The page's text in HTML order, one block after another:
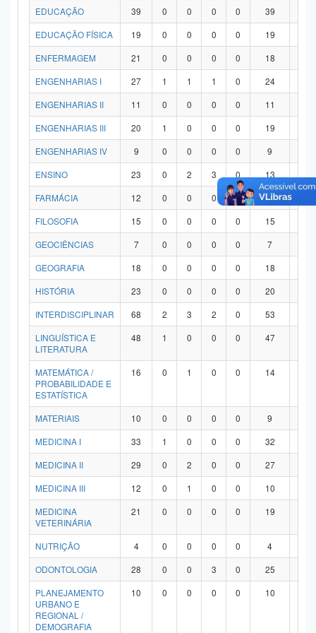
EDUCAÇÃO
39 0 0 0 0 39
EDUCAÇÃO FÍSICA
19 0 0 0 0 19
ENFERMAGEM
21 0 0 0 0 18
ENGENHARIAS I
27 1 1 1 0 24
ENGENHARIAS II
11 0 0 0 0 11
ENGENHARIAS III
20 1 0 0 0 19
ENGENHARIAS IV
9 0 0 0 0 9
ENSINO
23 0 2 3 0 13
FARMÁCIA
12 0 0 0 0 12
FILOSOFIA
15 0 0 0 0 15
GEOCIÊNCIAS
7 0 0 0 0 7
GEOGRAFIA
18 0 0 0 0 18
HISTÓRIA
23 0 0 0 0 20
INTERDISCIPLINAR
68 2 3 2 0 53
LINGUÍSTICA E
LITERATURA
48 1 0 0 0 47
MATEMÁTICA /
PROBABILIDADE E
ESTATÍSTICA
16 0 1 0 0 14
MATERIAIS 10 0 0 0 0 9
MEDICINA I
33 1 0 0 0 32
MEDICINA II
29 0 2 0 0 27
MEDICINA III
12 0 1 0 0 10
MEDICINA
VETERINÁRIA
21 0 0 0 0 19
NUTRIÇÃO 4 0 0 0 0 4
ODONTOLOGIA
28 0 0 3 0 25
PLANEJAMENTO
URBANO E
REGIONAL /
DEMOGRAFIA
10 0 0 0 0 10